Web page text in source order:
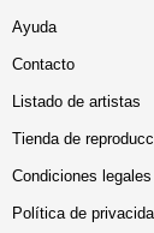
Ayuda
Contacto
Listado de artistas
Tienda de
Condiciones legales
Política de